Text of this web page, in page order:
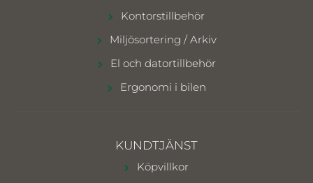
Kontorstillbehör
Miljösortering / Arkiv
El och datortillbehör
Ergonomi i bilen
KUNDTJÄNST
Köpvillkor